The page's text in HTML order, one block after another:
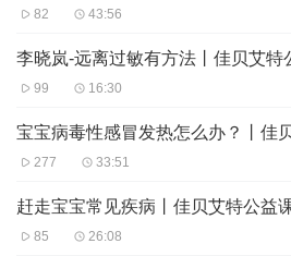
黄金奶源
天独厚的自然资源和高标准的行业规范
由是欧洲著名的羊奶粉生产商和销售商
有自1897年至今超过110年乳品生产经
HACCP等严苛的行业认证。
经过海普诺凯集团研发检验部门和中荷
各项检测指标达56道以上，所有指标
82 43:56
李晓岚-远离过敏有方法丨佳贝艾特
99 16:30
宝宝病毒性感冒发热怎么办？丨佳
277 33:51
赶走宝宝常见疾病丨佳贝艾特公益
85 26:08